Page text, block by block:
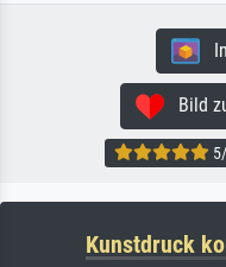
Bild zu
Kunstdruck